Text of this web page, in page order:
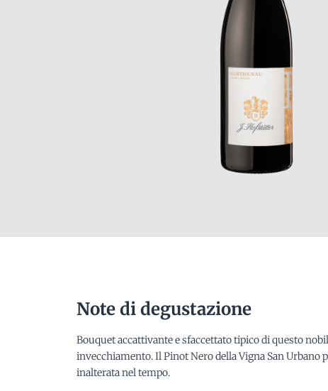
Note di degustazione
Bouquet accattivante e sfaccettato tipico di questo
invecchiamento. Il Pinot Nero della Vigna San
inalterata nel tempo.